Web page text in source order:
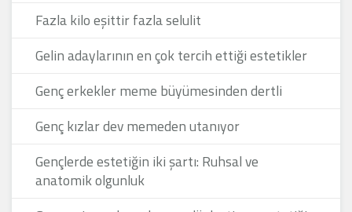
Fazla kilo eşittir fazla selulit
Gelin adaylarının en çok tercih ettiği estetikler
Genç erkekler meme büyümesinden dertli
Genç kızlar dev memeden utanıyor
Gençlerde estetiğin iki şartı: Ruhsal ve
anatomik olgunluk